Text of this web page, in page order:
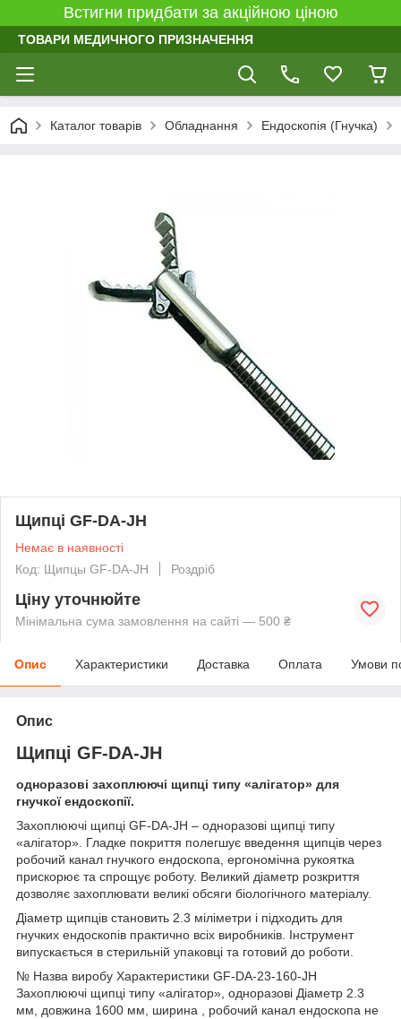
Встигни придбати за акційною ціною
ТОВАРИ МЕДИЧНОГО ПРИЗНАЧЕННЯ
Каталог товарів Обладнання Ендоскопія (Гнучка)
Щипці GF-DA-JH
Немає в наявності
Код: Щипцы GF-DA-JH
Роздріб
Ціну уточнюйте
Мінімальна сума замовлення на сайті — 500 ₴
Опис Характеристики Доставка Оплата Умови
Опис
Щипці GF-DA-JH
одноразові захоплюючі щипці типу «алігатор» для
гнучкої ендоскопії.
Захоплюючі щипці GF-DA-JH – одноразові щипці типу
«алігатор». Гладке покриття полегшує введення щипців через
робочий канал гнучкого ендоскопа, ергономічна рукоятка
прискорює та спрощує роботу. Великий діаметр розкриття
дозволяє захоплювати великі обсяги біологічного матеріалу.
Діаметр щипців становить 2.3 міліметри і підходить для
гнучких ендоскопів практично всіх виробників. Інструмент
випускається в стерильній упаковці та готовий до роботи.
№ Назва виробу Характеристики GF-DA-23-160-JH
Захоплюючі щипці типу «алігатор», одноразові Діаметр 2.3
мм, довжина 1600 мм, ширина , робочий канал ендоскопа не